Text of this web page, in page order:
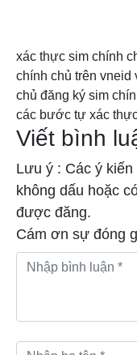
xác thực sim chính
chính chủ trên vneid
chủ đăng ký sim
các bước tự xác
Viết bình
Lưu ý : Các ý
không dấu hoặc
được đăng.
Cám ơn sự đóng